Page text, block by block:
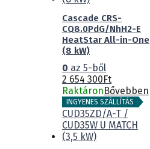
Cascade CRS-
CQ8.0PdG/NhH2-E
HeatStar All-in-One
(8 kW)
0 az 5-ből
2 654 300Ft
RaktáronBővebben
INGYENES SZÁLLÍTÁS